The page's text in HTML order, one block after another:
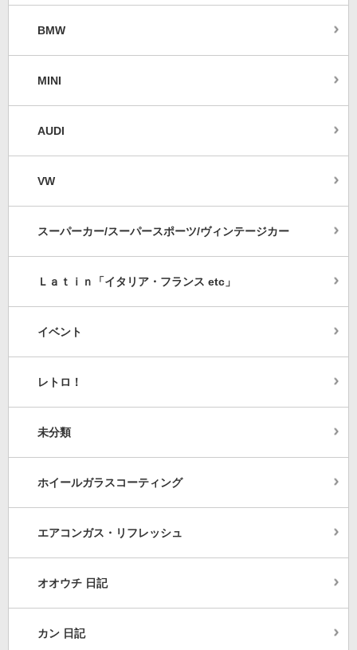
BMW
MINI
AUDI
VW
スーパーカー/スーパースポーツ/ヴィンテージカー
Ｌａｔｉｎ「イタリア・フランス etc」
イベント
レトロ！
未分類
ホイールガラスコーティング
エアコンガス・リフレッシュ
オオウチ 日記
カン 日記